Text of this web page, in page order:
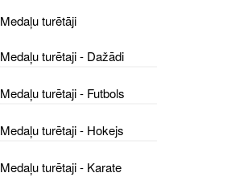
Medaļu turētāji
Medaļu turētaji - Dažādi
Medaļu turētaji - Futbols
Medaļu turētaji - Hokejs
Medaļu turētaji - Karate